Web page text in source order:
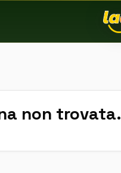
non trovata.